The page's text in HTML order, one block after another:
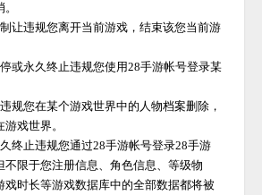
让违规您离开当前游戏，结束该您当前游
或永久终止违规您使用28手游帐号登录某
规您在某个游戏世界中的人物档案删除，
戏世界。
终止违规您通过28手游帐号登录28手游
不限于您注册信息、角色信息、等级物
戏时长等游戏数据库中的全部数据都将被